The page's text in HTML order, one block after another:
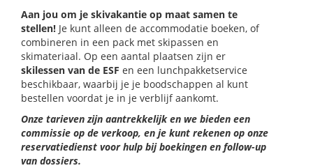
Aan jou om je skivakantie op maat samen te
stellen! Je kunt alleen de accommodatie boeken, of
combineren in een pack met skipassen en
skimateriaal. Op een aantal plaatsen zijn er
skilessen van de ESF en een lunchpakketservice
beschikbaar, waarbij je je boodschappen al kunt
bestellen voordat je in je verblijf aankomt.
Onze tarieven zijn aantrekkelijk en we bieden een
commissie op de verkoop, en je kunt rekenen op onze
reservatiedienst voor hulp bij boekingen en follow-up
van dossiers.